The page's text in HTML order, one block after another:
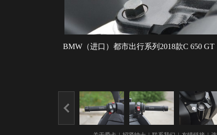
BMW（进口）都市出行系列2018款C 650 GT